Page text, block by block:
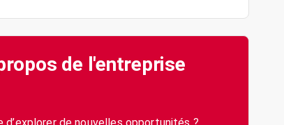
de l'entreprise